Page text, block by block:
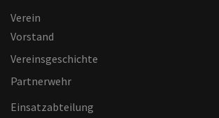
Verein
Vorstand
Vereinsgeschichte
Partnerwehr
Einsatzabteilung